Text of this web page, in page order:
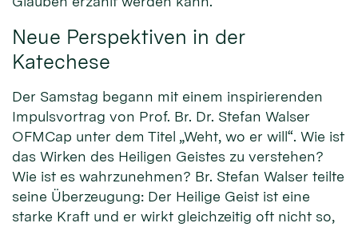
Neue Perspektiven in der
Katechese
Der Samstag begann mit einem inspirierenden
Impulsvortrag von Prof. Br. Dr. Stefan Walser
OFMCap unter dem Titel „Weht, wo er will“. Wie ist
das Wirken des Heiligen Geistes zu verstehen?
Wie ist es wahrzunehmen? Br. Stefan Walser teilte
seine Überzeugung: Der Heilige Geist ist eine
starke Kraft und er wirkt gleichzeitig oft nicht so,